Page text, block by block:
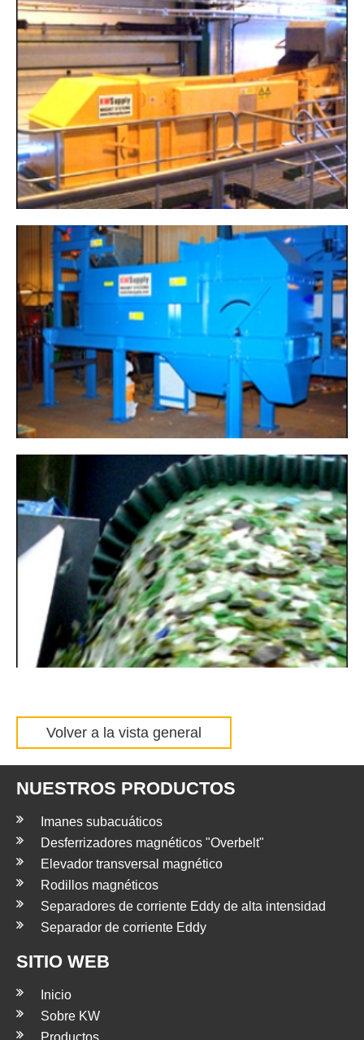
Volver a la vista general
NUESTROS PRODUCTOS
Imanes subacuáticos
Desferrizadores magnéticos "Overbelt"
Elevador transversal magnético
Rodillos magnéticos
Separadores de corriente Eddy de alta intensidad
Separador de corriente Eddy
SITIO WEB
Inicio
Sobre KW